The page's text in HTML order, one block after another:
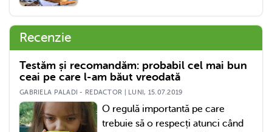
Recenzie
Testăm și recomandăm: probabil cel mai bun
ceai pe care l-am băut vreodată
GABRIELA PALADI - REDACTOR | LUNI, 15.07.2019
O regulă importantă pe care
trebuie să o respecți atunci când